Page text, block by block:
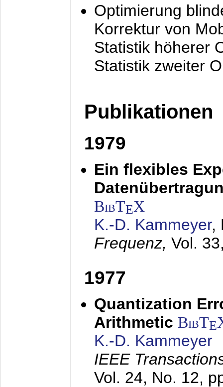
Optimierung
Korrektur von
Statistik höherer
Statistik zweiter
Publikationen
1979
Ein flexibles
BibTEX
K.-D. Kammeyer,
Frequenz, Vol.
1977
Quantization
Arithmetic BibTE
K.-D. Kammeyer
IEEE
Vol. 24, No. 12,